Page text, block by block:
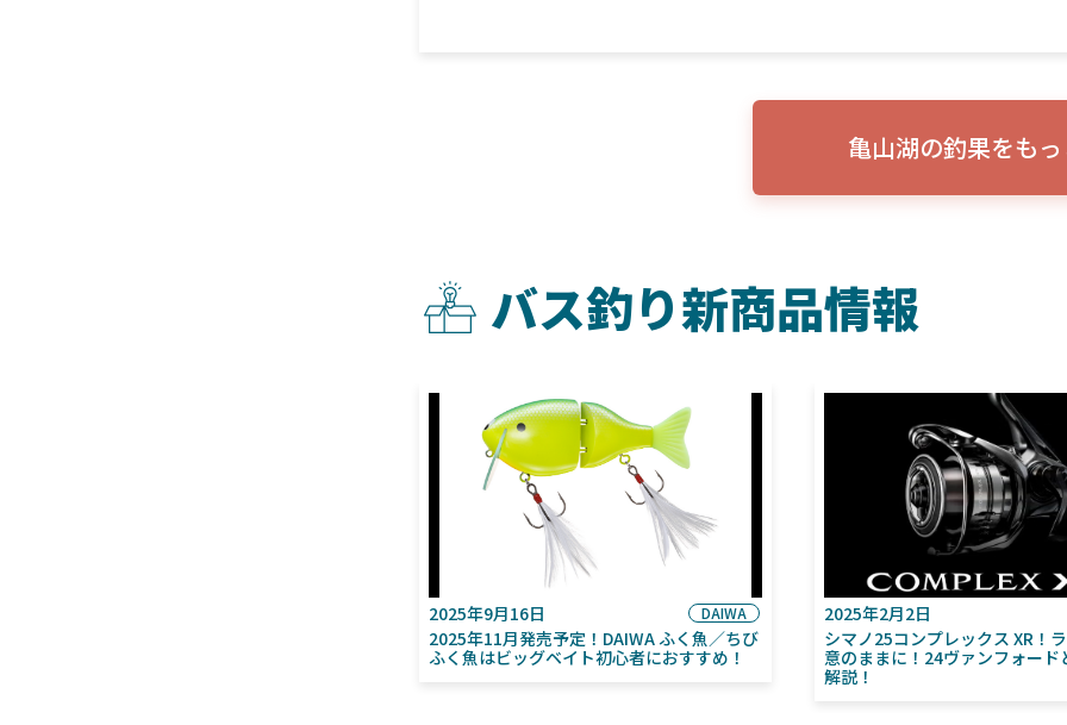
亀山湖の釣果をも
バス釣り新商品情報
2025年9月16日 DAIWA
2025年11月発売予定！DAIWA ふく魚／ちび
ふく魚はビッグベイト初心者におすすめ！
2025年2月2日
シマノ25コンプレックス XR！
意のままに！24ヴァンフォード
解説！